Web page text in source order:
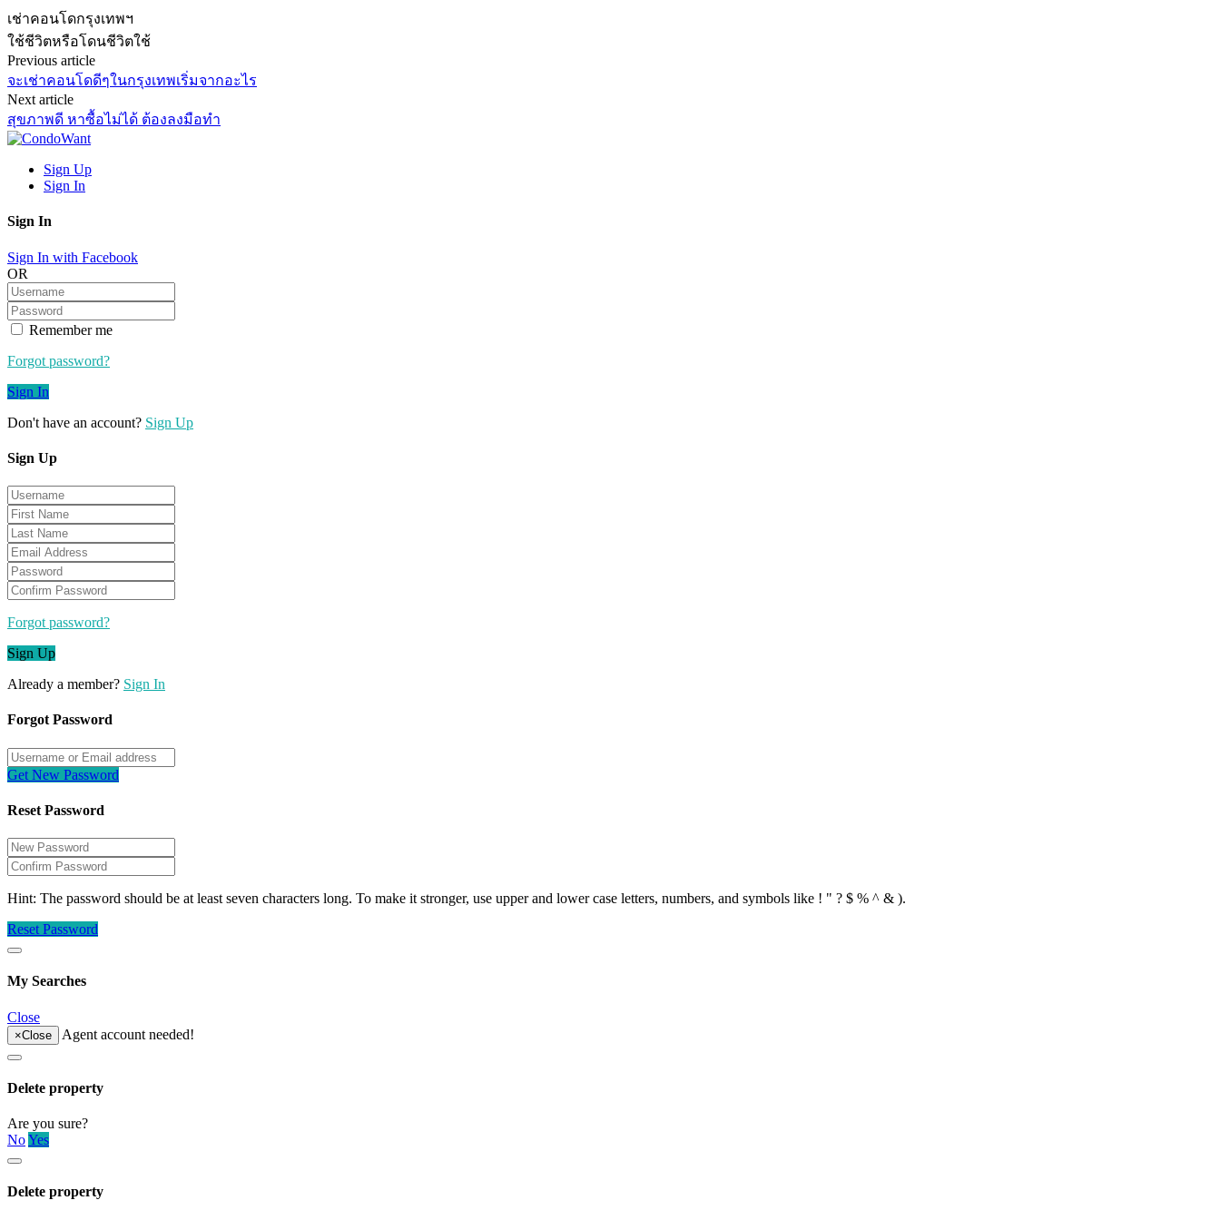
เช่าคอนโดกรุงเทพฯ
ใช้ชีวิตหรือโดนชีวิตใช้
Previous article
จะเช่าคอนโดดีๆในกรุงเทพเริ่มจากอะไร
Next article
สุขภาพดี หาซื้อไม่ได้ ต้องลงมือทำ
Sign Up
Sign In
Sign In
Sign In with Facebook
OR
Remember me
Forgot password?
Sign In
Don't have an account? Sign Up
Sign Up
Forgot password?
Sign Up
Already a member? Sign In
Forgot Password
Get New Password
Reset Password
Hint: The password should be at least seven characters long. To make it stronger, use upper and lower case letters, numbers, and symbols like ! " ? $ % ^ & ).
Reset Password
My Searches
Close
×Close Agent account needed!
Delete property
Are you sure?
NoYes
Delete property